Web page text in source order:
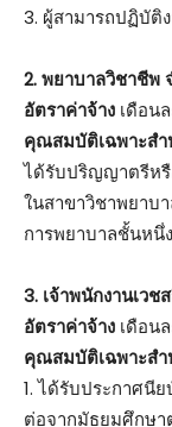
3. ผู้สามารถปฏิบัติ
2. พยาบาลวิชาชีพ
อัตราค่าจ้าง เดือน
คุณสมบัติเฉพาะส
ได้รับปริญญาตรีห
ในสาขาวิชาพยาบ
การพยาบาลชั้นหนึ่
3. เจ้าพนักงานเวช
อัตราค่าจ้าง เดือน
คุณสมบัติเฉพาะส
1. ได้รับประกาศนี
ต่อจากมัธยมศึกษ